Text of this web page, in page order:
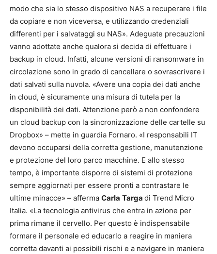
modo che sia lo stesso dispositivo NAS a recuperare i file
da copiare e non viceversa, e utilizzando credenziali
differenti per i salvataggi su NAS». Adeguate precauzioni
vanno adottate anche qualora si decida di effettuare i
backup in cloud. Infatti, alcune versioni di ransomware in
circolazione sono in grado di cancellare o sovrascrivere i
dati salvati sulla nuvola. «Avere una copia dei dati anche
in cloud, è sicuramente una misura di tutela per la
disponibilità dei dati. Attenzione però a non confondere
un cloud backup con la sincronizzazione delle cartelle su
Dropbox» – mette in guardia Fornaro. «I responsabili IT
devono occuparsi della corretta gestione, manutenzione
e protezione del loro parco macchine. E allo stesso
tempo, è importante disporre di sistemi di protezione
sempre aggiornati per essere pronti a contrastare le
ultime minacce» – afferma Carla Targa di Trend Micro
Italia. «La tecnologia antivirus che entra in azione per
prima rimane il cervello. Per questo è indispensabile
formare il personale ed educarlo a reagire in maniera
corretta davanti ai possibili rischi e a navigare in maniera